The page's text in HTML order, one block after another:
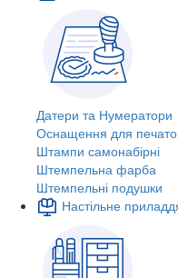
Датери та Нумератори
Оснащення для
Штампи самонабірні
Штемпельна фарба
Штемпельні подушки
Настільне